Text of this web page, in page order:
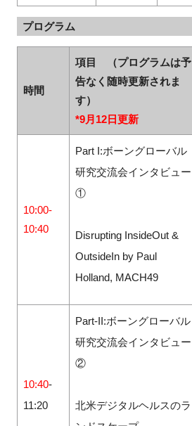
プログラム
時間
項目 （プログラムは予
告なく随時更新されま
す）
*9月12日更新
10:00-
10:40
Part I:ボーングローバル
研究交流会インタビュー
①
Disrupting InsideOut &
OutsideIn by Paul
Holland, MACH49
10:40-
11:20
Part-II:ボーングローバル
研究交流会インタビュー
②
北米デジタルヘルスのラ